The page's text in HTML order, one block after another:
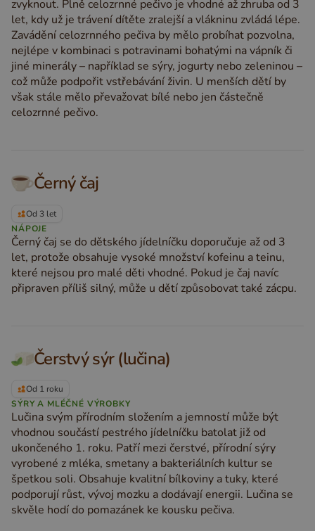
zvyknout. Plně celozrnné pečivo je vhodné až zhruba od 3
let, kdy už je trávení dítěte zralejší a vlákninu zvládá lépe.
Zavádění celozrnného pečiva by mělo probíhat pozvolna,
nejlépe v kombinaci s potravinami bohatými na vápník či
jiné minerály – například se sýry, jogurty nebo zeleninou –
což může podpořit vstřebávání živin. U menších dětí by
však stále mělo převažovat bílé nebo jen částečně
celozrnné pečivo.
Černý čaj
Od 3 let
NÁPOJE
Černý čaj se do dětského jídelníčku doporučuje až od 3
let, protože obsahuje vysoké množství kofeinu a teinu,
které nejsou pro malé děti vhodné. Pokud je čaj navíc
připraven příliš silný, může u dětí způsobovat také zácpu.
Čerstvý sýr (lučina)
Od 1 roku
SÝRY A MLÉČNÉ VÝROBKY
Lučina svým přírodním složením a jemností může být
vhodnou součástí pestrého jídelníčku batolat již od
ukončeného 1. roku. Patří mezi čerstvé, přírodní sýry
vyrobené z mléka, smetany a bakteriálních kultur se
špetkou soli. Obsahuje kvalitní bílkoviny a tuky, které
podporují růst, vývoj mozku a dodávají energii. Lučina se
skvěle hodí do pomazánek ke kousku pečiva.